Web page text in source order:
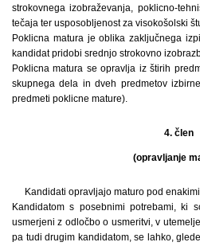
strokovnega izobraževanja, poklicno-
tečaja ter usposobljenost za visokošolski
Poklicna matura je oblika zaključnega
kandidat pridobi srednjo strokovno
Poklicna matura se opravlja iz štirih
skupnega dela in dveh predmetov
predmeti poklicne mature).
4. člen
(opravljanje
Kandidati opravljajo maturo pod
Kandidatom s posebnimi potrebami, ki
usmerjeni z odločbo o usmeritvi, v
pa tudi drugim kandidatom, se lahko,